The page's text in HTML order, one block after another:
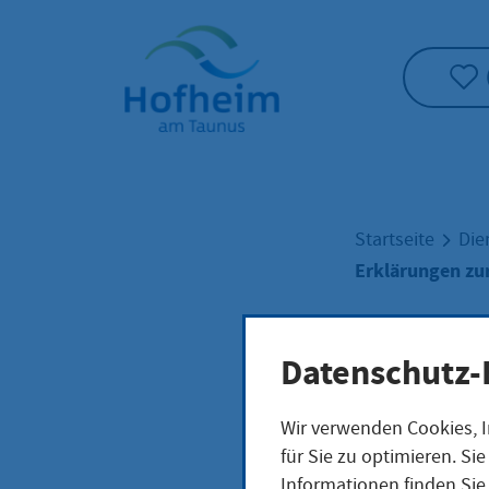
Startseite"
Startseite
Erklärungen
Wir verwenden
für Sie zu optimieren.